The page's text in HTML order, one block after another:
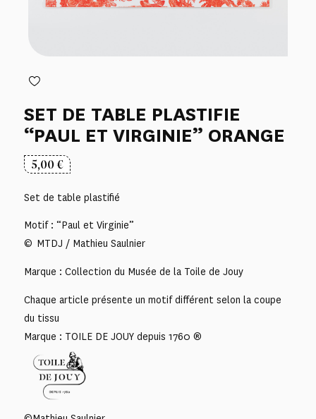
SET DE TABLE PLASTIFIE
“PAUL ET VIRGINIE” ORANGE
5,00€
Set de table plastifié
Motif : “Paul et Virginie”
© MTDJ / Mathieu Saulnier
Marque : Collection du Musée de la Toile de Jouy
Chaque article présente un motif différent selon la coupe
du tissu
Marque : TOILE DE JOUY depuis 1760 ®